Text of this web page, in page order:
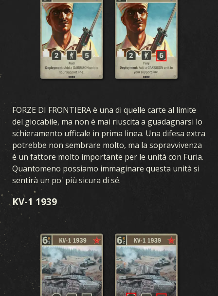
FORZE DI FRONTIERA è una di quelle carte al limite
del giocabile, ma non è mai riuscita a guadagnarsi lo
schieramento ufficale in prima linea. Una difesa extra
potrebbe non sembrare molto, ma la sopravvivenza
è un fattore molto importante per le unità con Furia.
Quantomeno possiamo immaginare questa unità si
sentirà un po' più sicura di sé.
KV-1 1939